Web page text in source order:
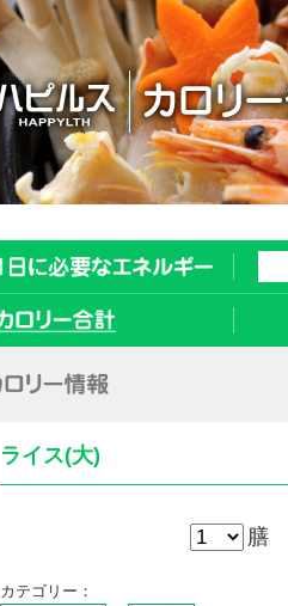
ライス(大)
膳
カテゴリー：